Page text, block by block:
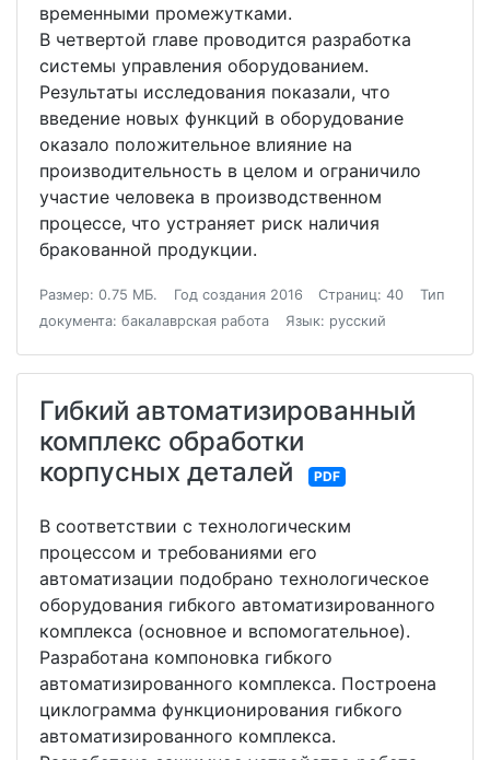
временными промежутками.
В четвертой главе проводится разработка
системы управления оборудованием.
Результаты исследования показали, что
введение новых функций в оборудование
оказало положительное влияние на
производительность в целом и ограничило
участие человека в производственном
процессе, что устраняет риск наличия
бракованной продукции.
Размер: 0.75 МБ. Год создания 2016 Страниц: 40
Тип
документа: бакалаврская работа
Язык: русский
Гибкий автоматизированный
комплекс обработки
корпусных деталей
PDF
В соответствии с технологическим
процессом и требованиями его
автоматизации подобрано технологическое
оборудования гибкого автоматизированного
комплекса (основное и вспомогательное).
Разработана компоновка гибкого
автоматизированного комплекса. Построена
циклограмма функционирования гибкого
автоматизированного комплекса.